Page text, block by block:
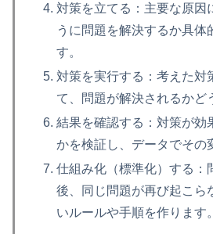
対策を立てる：主要な原因
うに問題を解決するか具体
す。
対策を実行する：考えた対
て、問題が解決されるかど
結果を確認する：対策が効
かを検証し、データでその
仕組み化（標準化）する：
後、同じ問題が再び起こら
いルールや手順を作ります。